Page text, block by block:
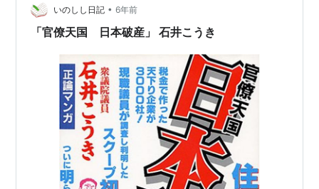
かこの利権構造を維持することができなかった。 利権に
まみれた官僚政治構造を率いてきた官僚、官僚に支配さ
いのしし日記 • 6年前
「官僚天国 日本破産」 石井こうき